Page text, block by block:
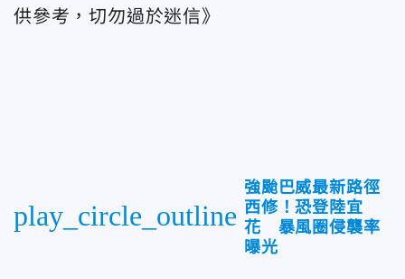
供參考，切勿過於迷信》
play_circle_outline
強颱巴威最新路徑
西修！恐登陸宜
花 暴風圈侵襲率
曝光